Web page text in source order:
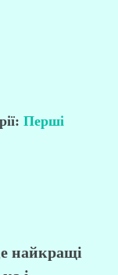
Перші
найкращі